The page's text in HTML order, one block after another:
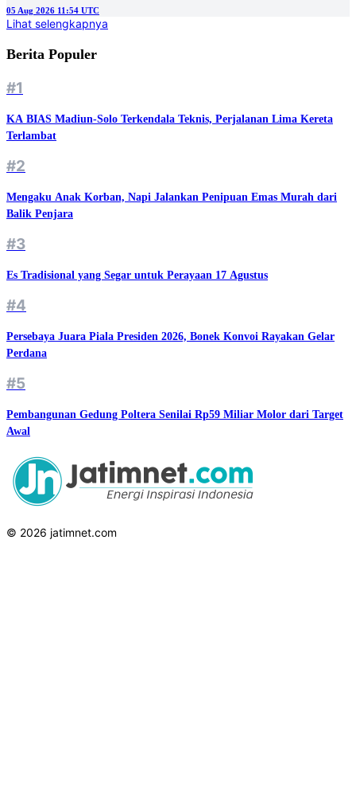
05 Aug 2026 11:54 UTC
Lihat selengkapnya
Berita Populer
#1
KA BIAS Madiun-Solo Terkendala Teknis, Perjalanan Lima Kereta
Terlambat
#2
Mengaku Anak Korban, Napi Jalankan Penipuan Emas Murah dari
Balik Penjara
#3
Es Tradisional yang Segar untuk Perayaan 17 Agustus
#4
Persebaya Juara Piala Presiden 2026, Bonek Konvoi Rayakan Gelar
Perdana
#5
Pembangunan Gedung Poltera Senilai Rp59 Miliar Molor dari Target
Awal
© 2026 jatimnet.com